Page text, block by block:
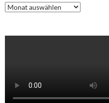
Archiv